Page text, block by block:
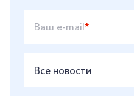
Ваш e-mail*
Все новости